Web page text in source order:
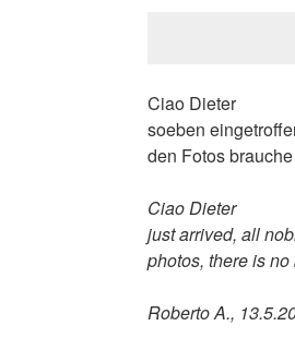
Ciao Dieter
soeben
den Fotos
Ciao Dieter
just arrived, all
photos, there is no
Roberto A.,